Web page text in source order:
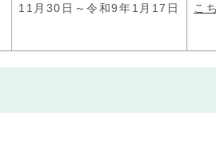
11月30日～令和9年1月17日 こ